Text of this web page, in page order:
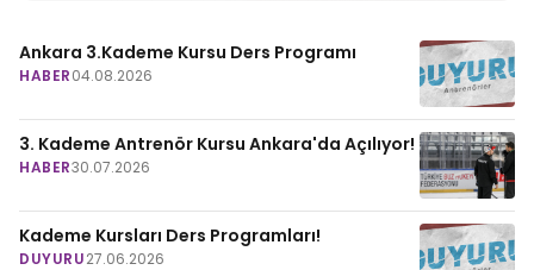
Ankara 3.Kademe Kursu Ders Programı
HABER04.08.2026
3. Kademe Antrenör Kursu Ankara'da Açılıyor!
HABER30.07.2026
Kademe Kursları Ders Programları!
DUYURU27.06.2026